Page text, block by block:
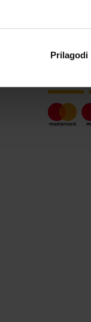
Prilagodi